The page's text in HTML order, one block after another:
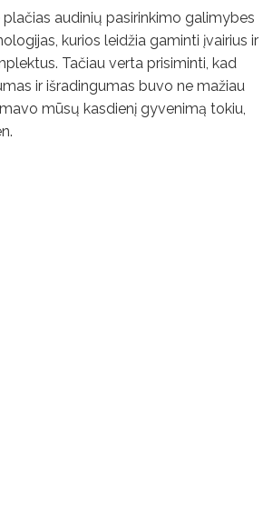
audinių pasirinkimo galimybes
kurios leidžia gaminti įvairius ir
Tačiau verta prisiminti, kad
ir išradingumas buvo ne mažiau
mūsų kasdienį gyvenimą tokiu,